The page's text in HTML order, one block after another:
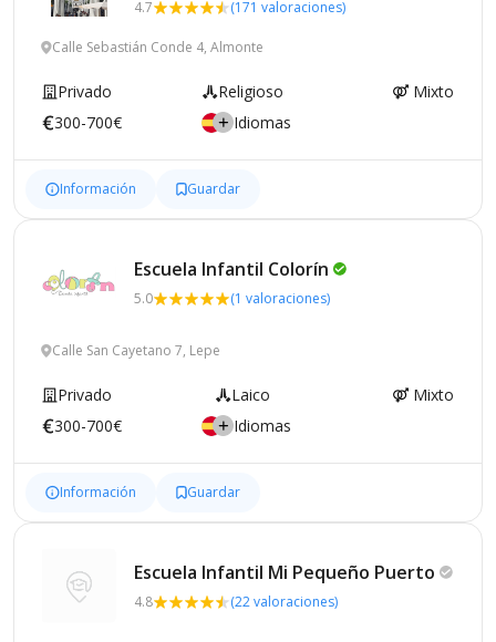
4.7 (171 valoraciones)
Calle Sebastián Conde 4, Almonte
Privado Religioso
Mixto
300-700€
Idiomas
Información Guardar
Escuela Infantil Colorín
5.0 (1 valoraciones)
Calle San Cayetano 7, Lepe
Privado Laico
Mixto
300-700€
Idiomas
Información Guardar
Escuela Infantil Mi Pequeño Puerto
4.8 (22 valoraciones)